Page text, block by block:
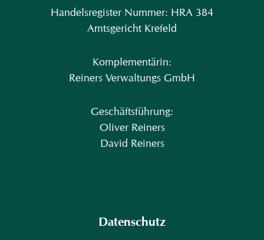
Handelsregister Nummer: HRA 384
Amtsgericht Krefeld
Komplementärin:
Reiners Verwaltungs GmbH
Geschäftsführung:
Oliver Reiners
David Reiners
Datenschutz